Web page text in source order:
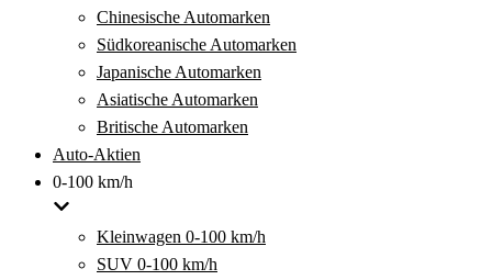
Chinesische Automarken
Südkoreanische Automarken
Japanische Automarken
Asiatische Automarken
Britische Automarken
Auto-Aktien
0-100 km/h
Kleinwagen 0-100 km/h
SUV 0-100 km/h